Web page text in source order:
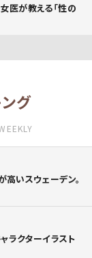
医が教える「性の
グ
いスウェーデン。
ラクターイラスト